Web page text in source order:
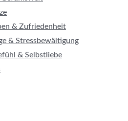
& Zufriedenheit
& Stressbewältigung
& Selbstliebe